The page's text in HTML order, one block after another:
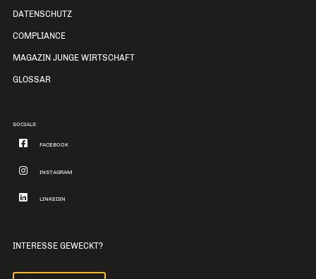
DATENSCHUTZ
COMPLIANCE
MAGAZIN JUNGE WIRTSCHAFT
GLOSSAR
SOCIALS
FACEBOOK
INSTAGRAM
LINKEDIN
INTERESSE GEWECKT?